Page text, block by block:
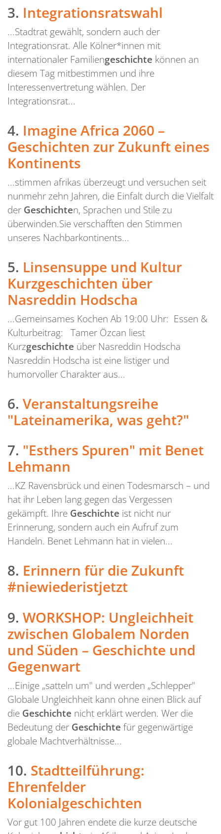
3. Integrationsratswahl
...Stadtrat gewählt, sondern auch der
Integrationsrat. Alle Kölner*innen mit
internationaler Familiengeschichte können an
diesem Tag mitbestimmen und ihre
Interessenvertretung wählen. Der
Integrationsrat...
4. Imagine Africa 2060 –
Geschichten zur Zukunft eines
Kontinents
...stimmen afrikas überzeugt und versuchen seit
nunmehr zehn Jahren, die Einfalt durch die Vielfalt
der Geschichten, Sprachen und Stile zu
überwinden.Sie verschafften den Stimmen
unseres Nachbarkontinents...
5. Linsensuppe und Kultur
Kurzgeschichten über
Nasreddin Hodscha
...Gemeinsames Kochen Ab 19:00 Uhr: Essen &
Kulturbeitrag: Tamer Özcan liest
Kurzgeschichte über Nasreddin Hodscha
Nasreddin Hodscha ist eine listiger und
humorvoller Charakter aus...
6. Veranstaltungsreihe
"Lateinamerika, was geht?"
7. "Esthers Spuren" mit Benet
Lehmann
...KZ Ravensbrück und einen Todesmarsch – und
hat ihr Leben lang gegen das Vergessen
gekämpft. Ihre Geschichte ist nicht nur
Erinnerung, sondern auch ein Aufruf zum
Handeln. Benet Lehmann hat in vielen...
8. Erinnern für die Zukunft
#niewiederistjetzt
9. WORKSHOP: Ungleichheit
zwischen Globalem Norden
und Süden – Geschichte und
Gegenwart
...Einige „satteln um" und werden „Schlepper"
Globale Ungleichheit kann ohne einen Blick auf
die Geschichte nicht erklärt werden. Wer die
Bedeutung der Geschichte für gegenwärtige
globale Machtverhältnisse...
10. Stadtteilführung:
Ehrenfelder
Kolonialgeschichten
Vor gut 100 Jahren endete die kurze deutsche